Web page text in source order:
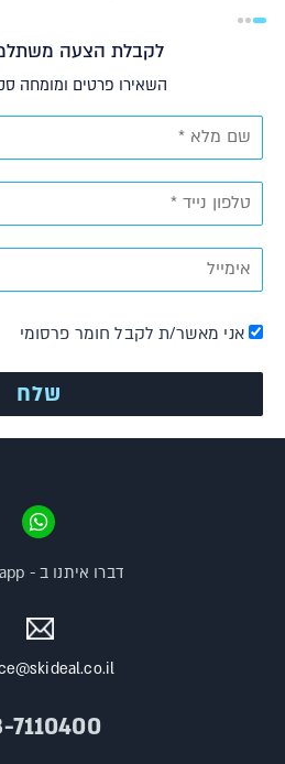
לקבלת הצעה
השאירו פרטים ומומחה
אני מאשר/ת לקבל חומר פרסומי
7110400
דברו איתנו ב - Whatsapp